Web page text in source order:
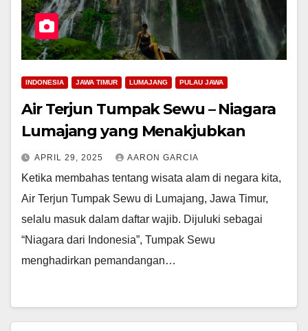
INDONESIA JAWA TIMUR LUMAJANG PULAU JAWA
Air Terjun Tumpak Sewu – Niagara
Lumajang yang Menakjubkan
APRIL 29, 2025 AARON GARCIA
Ketika membahas tentang wisata alam di negara kita,
Air Terjun Tumpak Sewu di Lumajang, Jawa Timur,
selalu masuk dalam daftar wajib. Dijuluki sebagai
“Niagara dari Indonesia”, Tumpak Sewu
menghadirkan pemandangan…